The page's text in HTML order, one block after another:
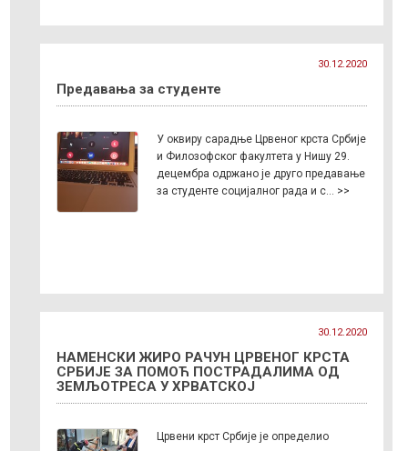
30.12.2020
Предавања за студенте
У оквиру сарадње Црвеног крста Србије
и Филозофског факултета у Нишу 29.
децембра одржано је друго предавање
за студенте социјалног рада и с… >>
30.12.2020
НАМЕНСКИ ЖИРО РАЧУН ЦРВЕНОГ КРСТА
СРБИЈЕ ЗА ПОМОЋ ПОСТРАДАЛИМА ОД
ЗЕМЉОТРЕСА У ХРВАТСКОЈ
Црвени крст Србије је определио